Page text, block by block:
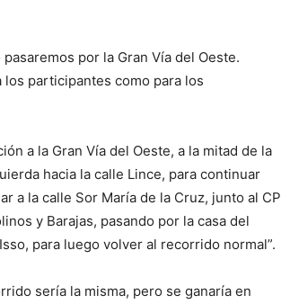
por la Gran Vía del Oeste.
participantes como para los
a la Gran Vía del Oeste, a la mitad de la
hacia la calle Lince, para continuar
a la calle Sor María de la Cruz, junto al CP
y Barajas, pasando por la casa del
para luego volver al recorrido normal”.
sería la misma, pero se ganaría en